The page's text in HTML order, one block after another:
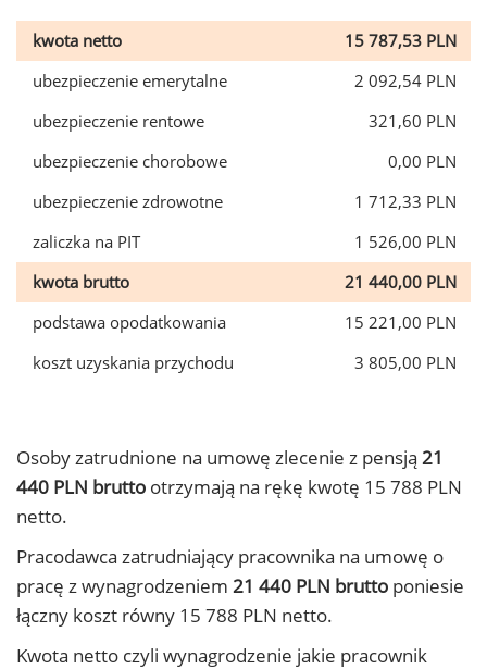
kwota netto
15 787,53 PLN
ubezpieczenie emerytalne
2 092,54 PLN
ubezpieczenie rentowe
321,60 PLN
ubezpieczenie chorobowe
0,00 PLN
ubezpieczenie zdrowotne
1 712,33 PLN
zaliczka na PIT
1 526,00 PLN
kwota brutto
21 440,00 PLN
podstawa opodatkowania
15 221,00 PLN
koszt uzyskania przychodu
3 805,00 PLN
Osoby zatrudnione na umowę zlecenie z pensją 21
440 PLN brutto otrzymają na rękę kwotę 15 788 PLN
netto.
Pracodawca zatrudniający pracownika na umowę o
pracę z wynagrodzeniem 21 440 PLN brutto poniesie
łączny koszt równy 15 788 PLN netto.
Kwota netto czyli wynagrodzenie jakie pracownik